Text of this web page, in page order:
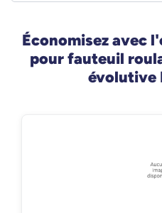
Économisez avec
pour fauteuil
évolutive